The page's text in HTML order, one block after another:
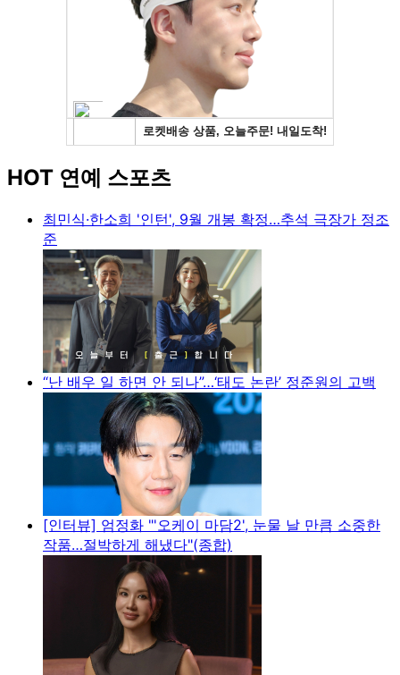
HOT 연예 스포츠
최민식·한소희 '인턴', 9월 개봉 확정…추석 극장가 정조
준
“난 배우 일 하면 안 되나”…‘태도 논란’ 정준원의 고백
[인터뷰] 엄정화 "'오케이 마담2', 눈물 날 만큼 소중한
작품…절박하게 해냈다"(종합)